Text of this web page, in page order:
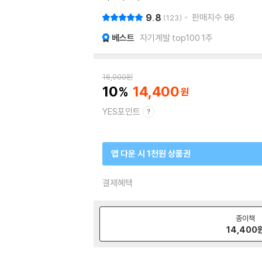
9.8 123 판매지수 96
베스트 자기계발 top100 1주
16,000원
10 14,400
YES포인트
앱 다운 시 1천원 상품권
결제혜택
종이책
14,400